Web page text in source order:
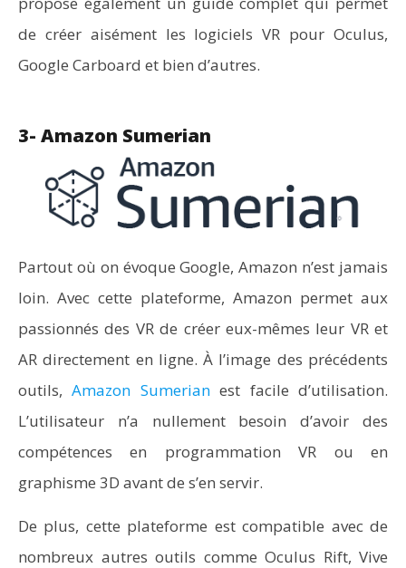
de créer aisément les logiciels VR pour Oculus,
Google Carboard et bien d’autres.
3- Amazon Sumerian
Partout où on évoque Google, Amazon n’est jamais
loin. Avec cette plateforme, Amazon permet aux
passionnés des VR de créer eux-mêmes leur VR et
AR directement en ligne. À l’image des précédents
outils,Amazon Sumerianest facile d’utilisation.
L’utilisateur n’a nullement besoin d’avoir des
compétences en programmation VR ou en
graphisme 3D avant de s’en servir.
De plus, cette plateforme est compatible avec de
nombreux autres outils comme Oculus Rift, Vive